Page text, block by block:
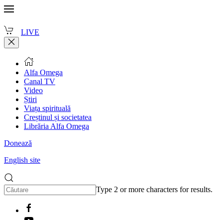
LIVE
Alfa Omega
Canal TV
Video
Știri
Viața spirituală
Creștinul și societatea
Librăria Alfa Omega
Donează
English site
Type 2 or more characters for results.